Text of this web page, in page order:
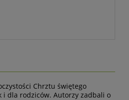
Chrztu świętego
i dla rodziców. Autorzy zadbali o